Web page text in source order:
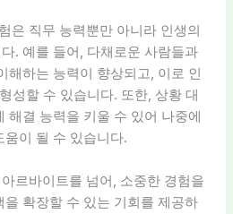
은 직무 능력뿐만 아니라 인생의
. 예를 들어, 다채로운 사람들과
해하는 능력이 향상되고, 이로 인
성할 수 있습니다. 또한, 상황 대
해결 능력을 키울 수 있어 나중에
이 될 수 있습니다.
르바이트를 넘어, 소중한 경험을
확장할 수 있는 기회를 제공하